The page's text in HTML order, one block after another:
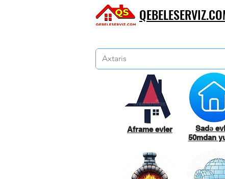
Aframe evler
Sadə
50mdan